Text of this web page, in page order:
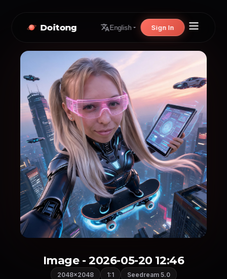
Doitong English Sign In
Image - 2026-05-20 12:46
2048×2048 1:1 Seedream 5.0